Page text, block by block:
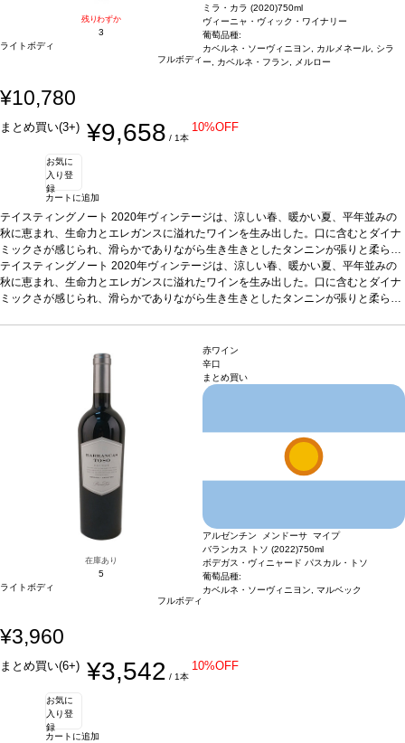
残りわずか
3
ライトボディ
フルボディ
ミラ・カラ (2020)750ml
ヴィーニャ・ヴィック・ワイナリー
葡萄品種:
カベルネ・ソーヴィニヨン, カルメネール, シラ
ー, カベルネ・フラン, メルロー
¥10,780
まとめ買い(3+) ¥9,658 / 1本
10%OFF
お気に
入り登
録
カートに追加
テイスティングノート 2020年ヴィンテージは、涼しい春、暖かい夏、平年並みの
秋に恵まれ、生命力とエレガンスに溢れたワインを生み出した。口に含むとダイナ
ミックさが感じられ、滑らかでありながら生き生きとしたタンニンが張りと柔らか
さをもたらす。ヴィーニャ・ヴィックの ""バロワール ""樽プログラム（ワイナリー
のオークを再利用することで、サステナビリティと循環型経済に基づく革新的なプ
ロジェクト）により、テロワールの精神を余すところなく表現している。アロマと
ーヴィニヨン、カルメネール、シラー、カベルネ・フラン、メルロー
*本ヴィンテージが在庫切れの場合、在庫があり価格が同様の場合は自
動的に次のヴィンテージに変更されますのでご了承ください。
テイスティングノート 2020年ヴィンテージは、涼しい春、暖かい夏、平年並みの
秋に恵まれ、生命力とエレガンスに溢れたワインを生み出した。口に含むとダイナ
ミックさが感じられ、滑らかでありながら生き生きとしたタンニンが張りと柔らか
ロジェクト）により、テロワールの精神を余すところなく表現している。アロマと
風味を最大限に凝縮させるため、葡萄は夜間に手摘収穫する。
ラのアニョロッティとコンソメ、熟成チーズなどと好相性
ーヴィニヨン、カルメネール、シラー、カベルネ・フラン、メルロー
*本ヴィンテージが在庫切れの場合、在庫があり価格が同様の場合は自
動的に次のヴィンテージに変更されますのでご了承ください。
在庫あり
5
ライトボディ
フルボディ
赤ワイン
辛口
まとめ買い
アルゼンチン メンドーサ マイプ
バランカス トソ (2022)750ml
ボデガス・ヴィニャード パスカル・トソ
葡萄品種:
カベルネ・ソーヴィニヨン, マルベック
¥3,960
まとめ買い(6+) ¥3,542 / 1本
10%OFF
お気に
入り登
録
カートに追加